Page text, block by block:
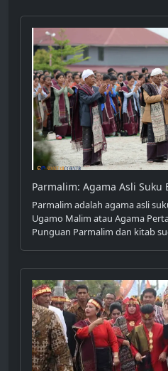
Parmalim: Agama Asli Suku
Parmalim adalah agama asli
Ugamo Malim atau Agama
Punguan Parmalim dan kitab